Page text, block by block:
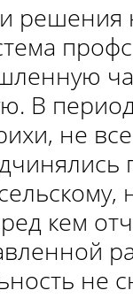
решения
В
не
кем
не